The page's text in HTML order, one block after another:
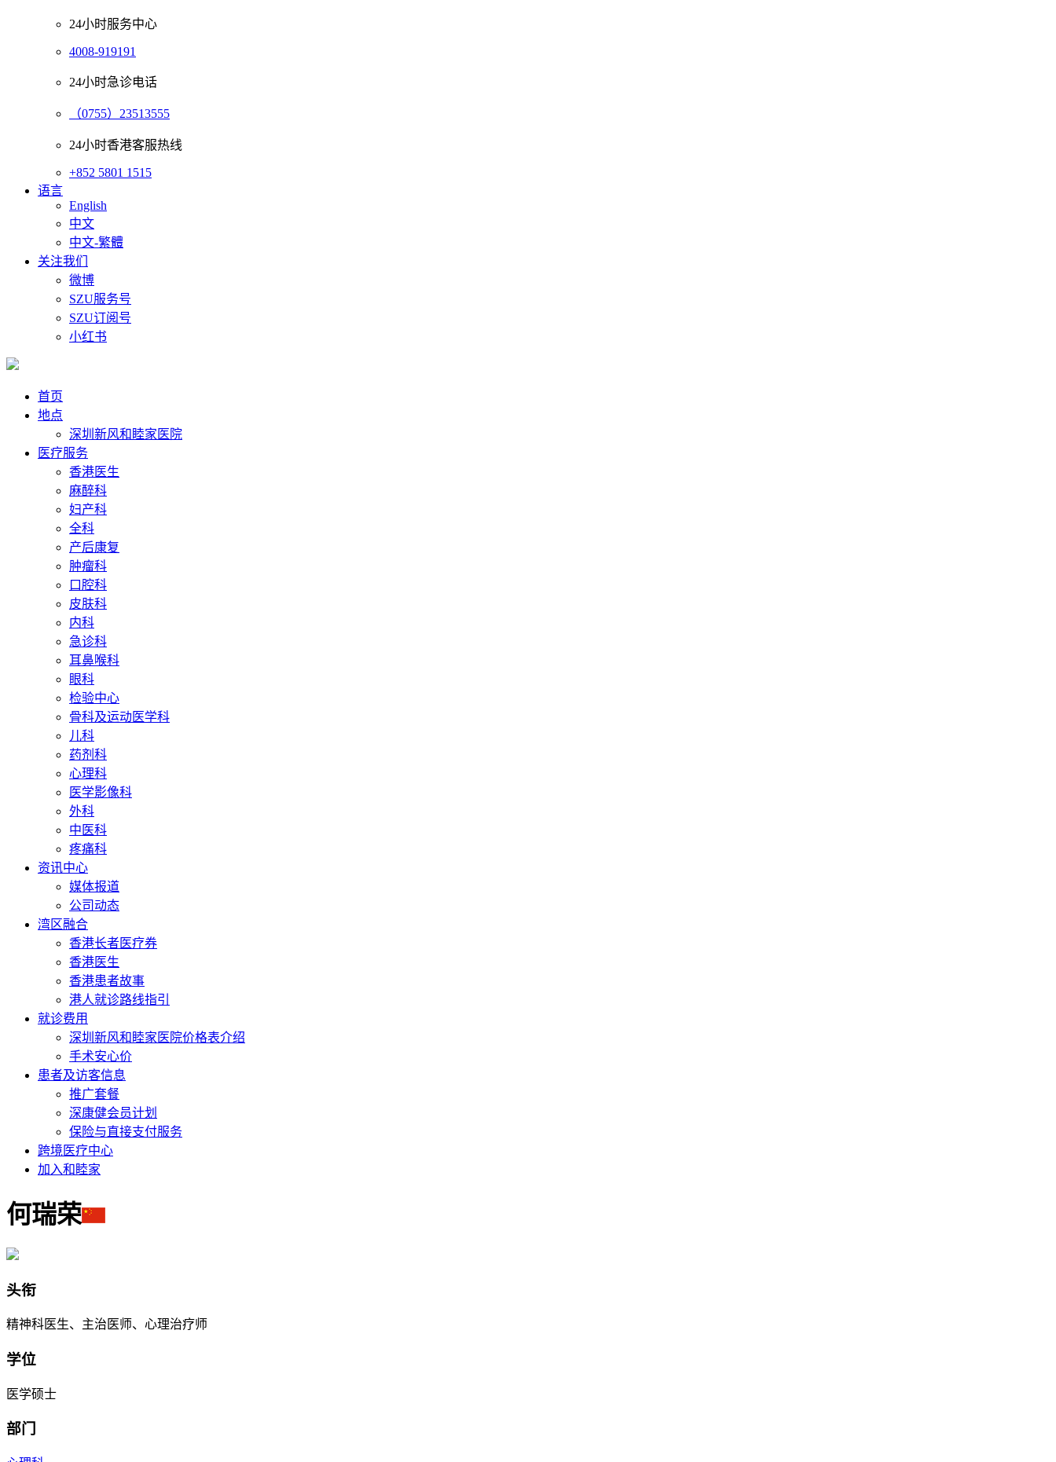
24小时服务中心
4008-919191
24小时急诊电话
（0755）23513555
24小时香港客服热线
+852 5801 1515
语言
English
中文
中文-繁體
关注我们
微博
SZU服务号
SZU订阅号
小红书
首页
地点
深圳新风和睦家医院
医疗服务
香港医生
麻醉科
妇产科
全科
产后康复
肿瘤科
口腔科
皮肤科
内科
急诊科
耳鼻喉科
眼科
检验中心
骨科及运动医学科
儿科
药剂科
心理科
医学影像科
外科
中医科
疼痛科
资讯中心
媒体报道
公司动态
湾区融合
香港长者医疗券
香港医生
香港患者故事
港人就诊路线指引
就诊费用
深圳新风和睦家医院价格表介绍
手术安心价
患者及访客信息
推广套餐
深康健会员计划
保险与直接支付服务
跨境医疗中心
加入和睦家
何瑞荣
头衔
精神科医生、主治医师、心理治疗师
学位
医学硕士
部门